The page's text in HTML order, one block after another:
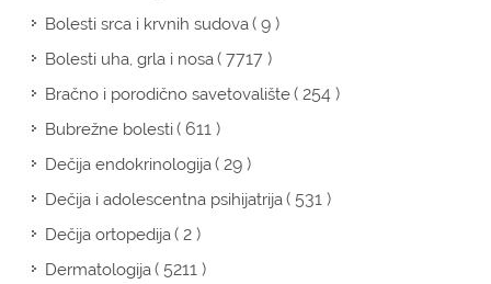
Bolesti srca i krvnih sudova( 9 )
Bolesti uha, grla i nosa( 7717 )
Bračno i porodično savetovalište( 254 )
Bubrežne bolesti( 611 )
Dečija endokrinologija( 29 )
Dečija i adolescentna psihijatrija( 531 )
Dečija ortopedija( 2 )
Dermatologija( 5211 )